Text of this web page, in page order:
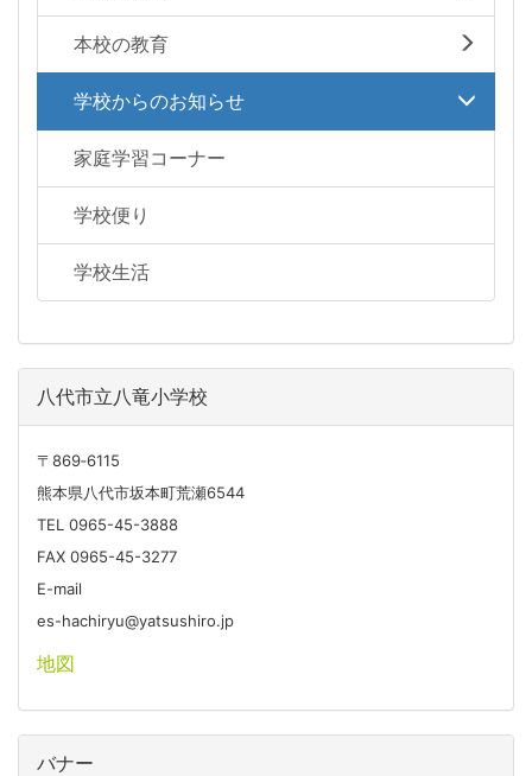
本校の教育
学校からのお知らせ
家庭学習コーナー
学校便り
学校生活
八代市立八竜小学校
〒869‐6115
熊本県八代市坂本町荒瀬6544
TEL 0965-45-3888
FAX 0965-45-3277
E-mail
es-hachiryu@yatsushiro.jp
地図
バナー